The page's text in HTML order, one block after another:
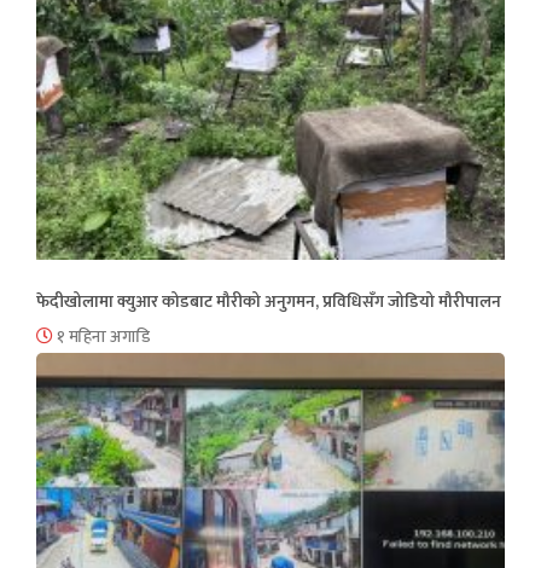
फेदीखोलामा क्युआर कोडबाट मौरीको अनुगमन, प्रविधिसँग जोडियो मौरीपालन
१ महिना अगाडि